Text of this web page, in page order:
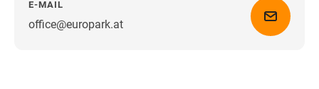
E-MAIL
office@europark.atWegbeschreibung erhalten